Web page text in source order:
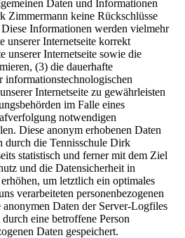
Daten und Informationen
Zimmermann keine Rückschlüsse
Informationen werden vielmehr
unserer Internetseite korrekt
unserer Internetseite sowie die
(3) die dauerhafte
informationstechnologischen
Internetseite zu gewährleisten
im Falle eines
notwendigen
Diese anonym erhobenen Daten
durch die Tennisschule Dirk
statistisch und ferner mit dem Ziel
und die Datensicherheit in
um letztlich ein optimales
verarbeiteten personenbezogenen
Daten der Server-Logfiles
eine betroffene Person
Daten gespeichert.